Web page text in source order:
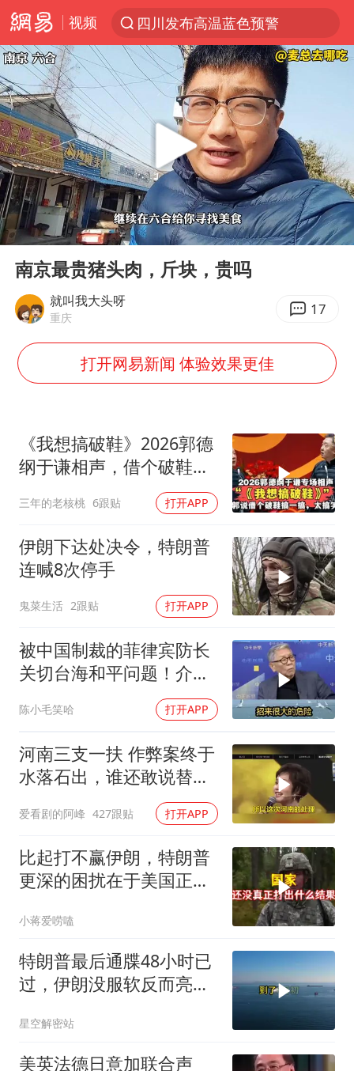
视频
四川发布高温蓝色预警
台风“白海豚”登陆 各地各部门全力应对
上海鼓励居家办公
血指纹匹配成功，20年悬案告破！凶手被执行死刑
费大厨口号更改 不再宣传小炒肉大王
独闯南太行失联女子遗体已找到
成都多趟列车临时停运
多地银行上调存款利率
朱一龙的鼻子怎么了
白海豚突然大拐弯 走出罕见路线
SK海力士回应“或出售重庆工厂”传闻
大疆错失宇树
三预警齐发 11个省份有大到暴雨
“还不如不放假”
从科技创新看开局起步的时与势
Play
00:00 05:09
南京最贵猪头肉，斤块，贵吗
就叫我大头呀
重庆 17
打开网易新闻 体验效果更佳
《我想搞破鞋》2026郭德
纲于谦相声，借个破鞋我
三年的老核桃 6跟贴 打开APP
伊朗下达处决令，特朗普
连喊8次停手
鬼菜生活 2跟贴 打开APP
被中国制裁的菲律宾防长
关切台海和平问题！介文
陈小毛笑哈 打开APP
河南三支一扶 作弊案终于
水落石出，谁还敢说替罪
爱看剧的阿峰 427跟贴 打开APP
比起打不赢伊朗，特朗普
更深的困扰在于美国正重
小蒋爱唠嗑
特朗普最后通牒48小时已
过，伊朗没服软反而亮出
越被动
星空解密站
美英法德日意加联合声